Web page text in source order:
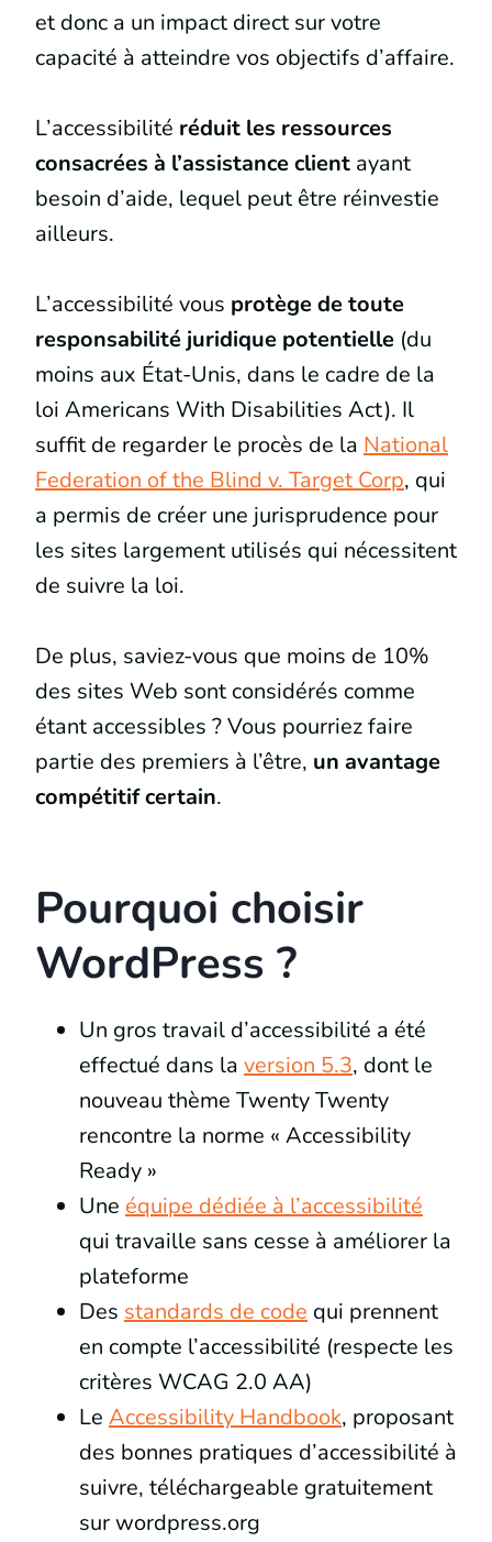
et donc a un impact direct sur votre
capacité à atteindre vos objectifs d’affaire.
L’accessibilité réduit les ressources
consacrées à l’assistance client ayant
besoin d’aide, lequel peut être réinvestie
ailleurs.
L’accessibilité vous protège de toute
responsabilité juridique potentielle (du
moins aux État-Unis, dans le cadre de la
loi Americans With Disabilities Act). Il
suffit de regarder le procès de la National
Federation of the Blind v. Target Corp, qui
a permis de créer une jurisprudence pour
les sites largement utilisés qui nécessitent
de suivre la loi.
De plus, saviez-vous que moins de 10%
des sites Web sont considérés comme
étant accessibles ? Vous pourriez faire
partie des premiers à l’être, un avantage
compétitif certain.
Pourquoi choisir
WordPress ?
Un gros travail d’accessibilité a été
effectué dans la version 5.3, dont le
nouveau thème Twenty Twenty
rencontre la norme « Accessibility
Ready »
Une équipe dédiée à l’accessibilité
qui travaille sans cesse à améliorer la
plateforme
Des standards de code qui prennent
en compte l’accessibilité (respecte les
critères WCAG 2.0 AA)
Le Accessibility Handbook, proposant
des bonnes pratiques d’accessibilité à
suivre, téléchargeable gratuitement
sur wordpress.org